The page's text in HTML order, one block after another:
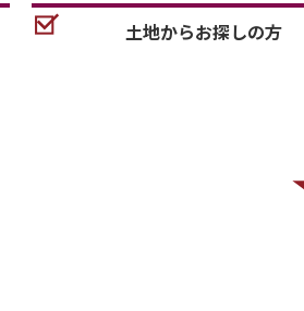
土地からお探しの方